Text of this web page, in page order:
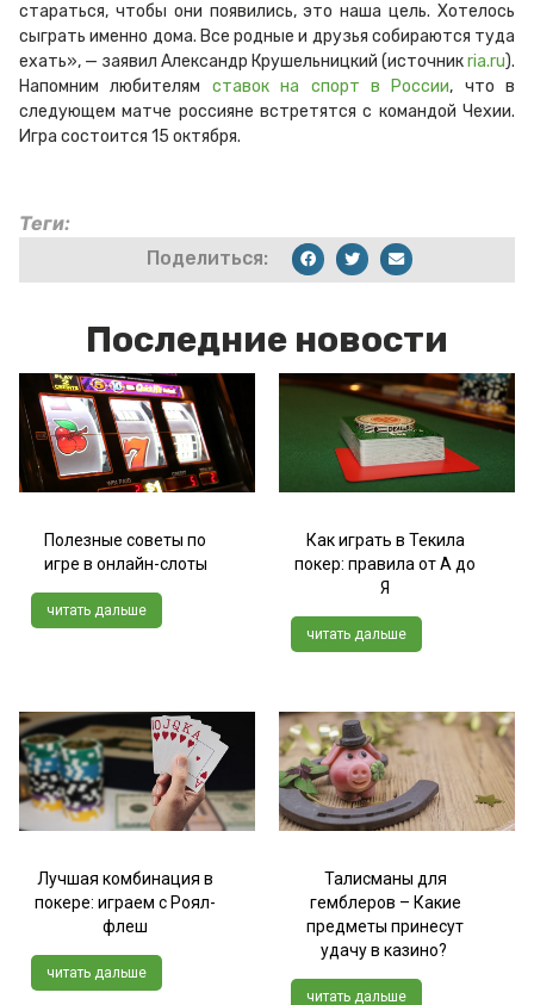
стараться, чтобы они появились, это наша цель. Хотелось
сыграть именно дома. Все родные и друзья собираются туда
ехать», — заявил Александр Крушельницкий (источникria.ru).
Напомним любителям ставок на спорт в России, что в
следующем матче россияне встретятся с командой Чехии.
Игра состоится 15 октября.
Теги:
Поделиться:
Последние новости
Полезные советы по
игре в онлайн-слоты
читать дальше
Как играть в Текила
покер: правила от А до
Я
читать дальше
Лучшая комбинация в
покере: играем с Роял-
флеш
читать дальше
Талисманы для
гемблеров – Какие
предметы принесут
удачу в казино?
читать дальше